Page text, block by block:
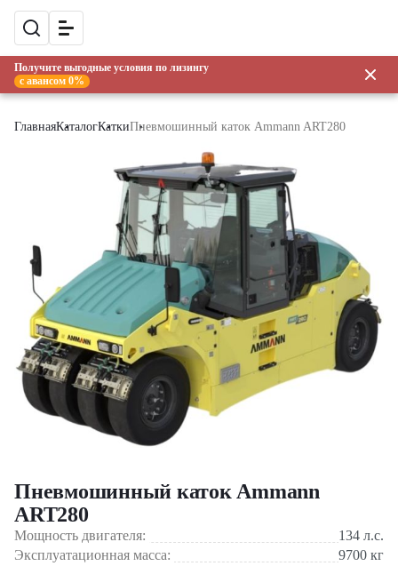
Получите выгодные условия по лизингу
с авансом 0%
ГлавнаяКаталогКаткиПневмошинный каток Ammann ART280
Пневмошинный каток Ammann
ART280
Мощность двигателя: 134 л.с.
Эксплуатационная масса:
9700 кг